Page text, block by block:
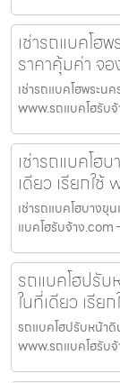
เช่ารถแบคโฮ
ราคาคุ้มค่า จ
เช่ารถแบคโฮพระน
www.รถแบคโฮรับ
เช่ารถแบคโฮ
เดียว เรียกใ
เช่ารถแบคโฮบางขุ
แบคโฮรับจ้าง.com
รถแบคโฮปรั
ในที่เดียว เรีย
รถแบคโฮปรับหน้า
www.รถแบคโฮรับ